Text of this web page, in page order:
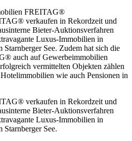
FREITAG®
verkaufen in Rekordzeit und
Bieter-Auktionsverfahren
Luxus-Immobilien in
Starnberger See. Zudem hat sich die
auch auf Gewerbeimmobilien
vermittelten Objekten zählen
wie auch Pensionen in
verkaufen in Rekordzeit und
Bieter-Auktionsverfahren
Luxus-Immobilien in
Starnberger See.